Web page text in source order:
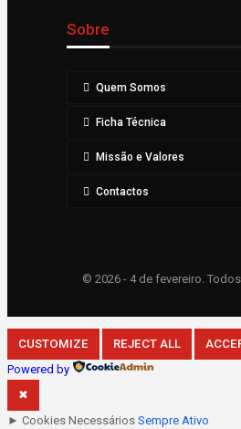
Sobre
Quem Somos
Ficha Técnica
Missão e Valores
Contactos
© 2026 - 4 de fevereiro.
CUSTOMIZE REJECT ALL
Powered by
✖
► Cookies Necessários Sempre Ativo